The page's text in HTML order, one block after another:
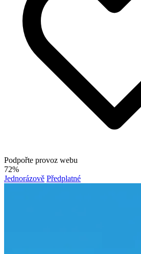
Podpořte provoz webu
72%
Jednorázově Předplatné